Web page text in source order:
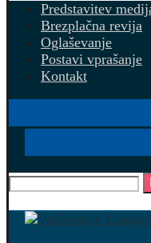
Predstavitev
Brezplačna revija
Oglaševanje
Postavi vprašanje
Kontakt